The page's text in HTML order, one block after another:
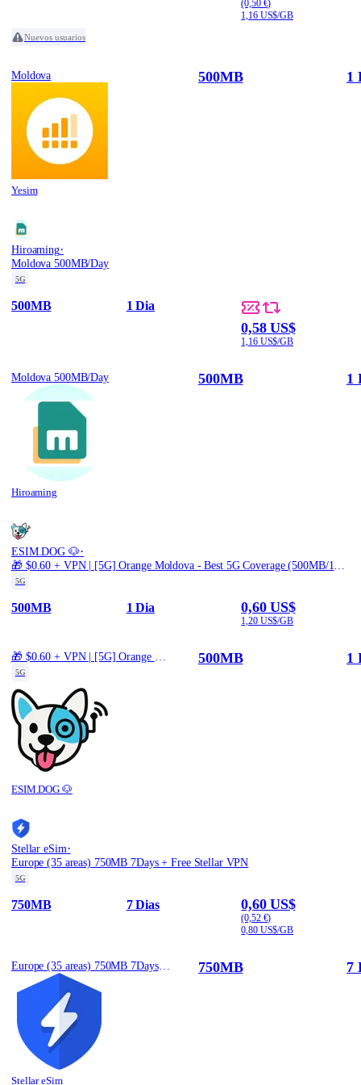
(0,50 €)
1,16 US$/GB
Nuevos usuarios
Moldova
Yesim
500MB 1
Hiroaming·
Moldova 500MB/Day
5G
500MB 1 Dia
0,58 US$
1,16 US$/GB
Moldova 500MB/Day
Hiroaming
500MB 1
ESIM.DOG 🐶·
5G
500MB 1 Dia 0,60 US$
1,20 US$/GB
5G
ESIM.DOG 🐶
500MB 1
Stellar eSim·
Europe (35 areas) 750MB 7Days + Free Stellar VPN
5G
750MB 7 Dias 0,60 US$
(0,52 €)
0,80 US$/GB
Europe (35 areas) 750MB 7Days + Free Stellar VPN
Stellar eSim
750MB 7